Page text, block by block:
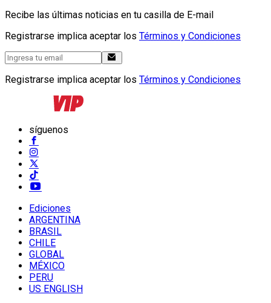
Recibe las últimas noticias en tu casilla de E-mail
Registrarse implica aceptar los Términos y Condiciones
Registrarse implica aceptar los Términos y Condiciones
síguenos
Ediciones
ARGENTINA
BRASIL
CHILE
GLOBAL
MÉXICO
PERU
US ENGLISH